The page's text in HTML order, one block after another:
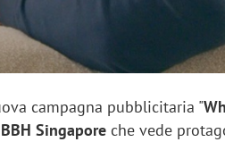
campagna pubblicitaria "
BBH Singapore che vede